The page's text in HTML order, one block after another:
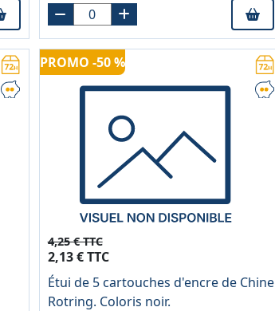
PROMO -50 %
4,25 € TTC
2,13 € TTC
Étui de 5 cartouches d'encre de Chine
Rotring. Coloris noir.